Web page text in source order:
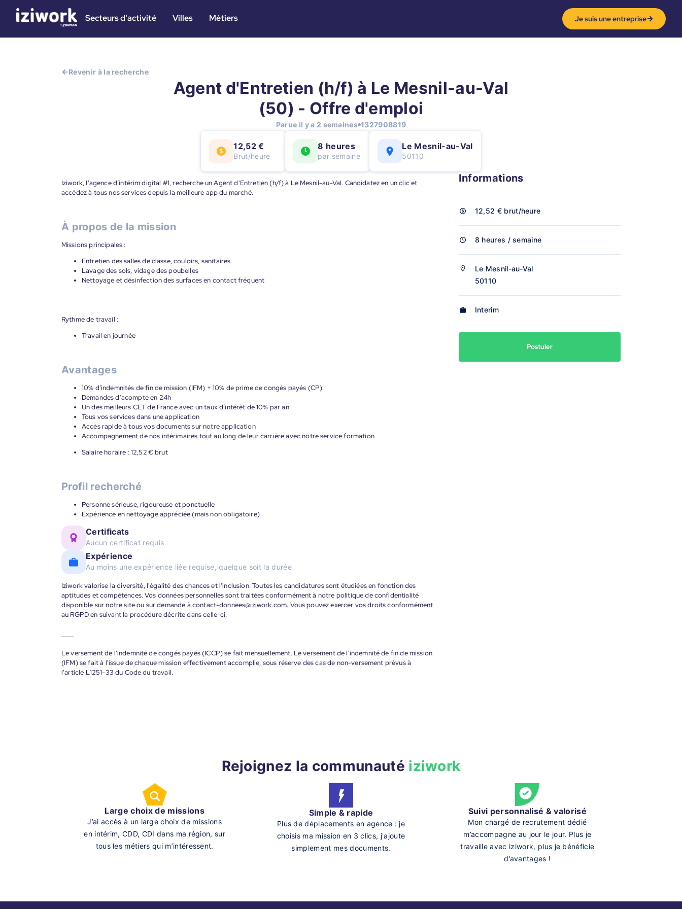
Secteurs d'activité Villes Métiers Je suis une entreprise
Revenir à la recherche
Agent d'Entretien (h/f) à Le Mesnil-au-Val
(50) - Offre d'emploi
Parue il y a 2 semaines 1327908819
12,52 €
Brut/heure
8 heures
par semaine
Le Mesnil-au-Val
50110
Iziwork, l'agence d’intérim digital #1, recherche un Agent d'Entretien (h/f) à Le Mesnil-au-Val. Candidatez en un clic et
accédez à tous nos services depuis la meilleure app du marché.
À propos de la mission
Missions principales :
Entretien des salles de classe, couloirs, sanitaires
Lavage des sols, vidage des poubelles
Nettoyage et désinfection des surfaces en contact fréquent
Rythme de travail :
Travail en journée
Avantages
10% d’indemnités de fin de mission (IFM) + 10% de prime de congés payés (CP)
Demandes d’acompte en 24h
Un des meilleurs CET de France avec un taux d’intérêt de 10% par an
Tous vos services dans une application
Accès rapide à tous vos documents sur notre application
Accompagnement de nos intérimaires tout au long de leur carrière avec notre service formation
Salaire horaire : 12,52 € brut
Profil recherché
Personne sérieuse, rigoureuse et ponctuelle
Expérience en nettoyage appréciée (mais non obligatoire)
Certificats
Aucun certificat requis
Expérience
Au moins une expérience liée requise, quelque soit la durée
Iziwork valorise la diversité, l'égalité des chances et l'inclusion. Toutes les candidatures sont étudiées en fonction des
aptitudes et compétences. Vos données personnelles sont traitées conformément à notre politique de confidentialité
disponible sur notre site ou sur demande à contact-donnees@iziwork.com. Vous pouvez exercer vos droits conformément
au RGPD en suivant la procédure décrite dans celle-ci.
Le versement de l'indemnité de congés payés (ICCP) se fait mensuellement. Le versement de l'indemnité de fin de mission
(IFM) se fait à l'issue de chaque mission effectivement accomplie, sous réserve des cas de non-versement prévus à
l'article L1251-33 du Code du travail.
Informations
12,52 € brut/heure
8 heures / semaine
Le Mesnil-au-Val
50110
Interim
Postuler
Rejoignez la communauté iziwork
Large choix de missions
J’ai accès à un large choix de missions
en intérim, CDD, CDI dans ma région, sur
tous les métiers qui m’intéressent.
Simple & rapide
Plus de déplacements en agence : je
choisis ma mission en 3 clics, j'ajoute
simplement mes documents.
Suivi personnalisé & valorisé
Mon chargé de recrutement dédié
m’accompagne au jour le jour. Plus je
travaille avec iziwork, plus je bénéficie
d’avantages !